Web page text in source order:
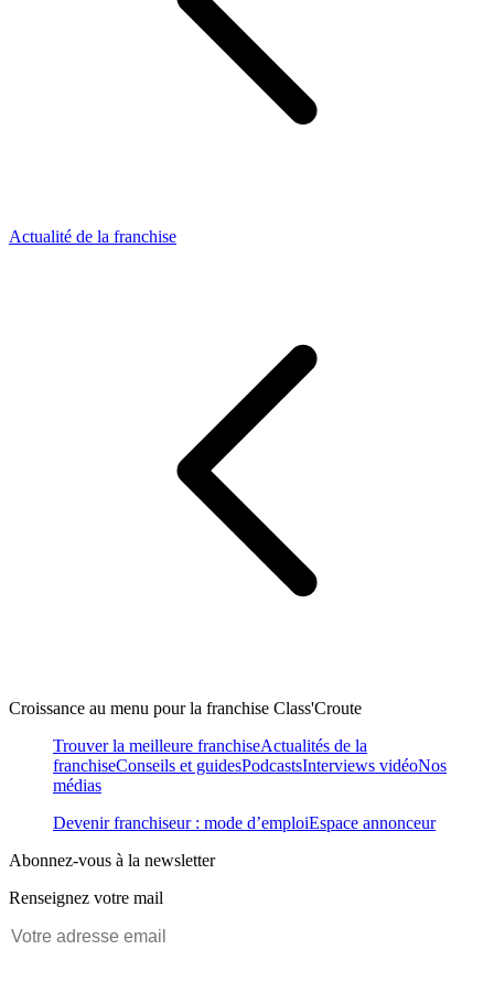
Actualité de la franchise
Croissance au menu pour la franchise Class'Croute
Trouver la meilleure franchiseActualités de la
franchiseConseils et guidesPodcastsInterviews vidéoNos
médias
Devenir franchiseur : mode d’emploiEspace annonceur
Abonnez-vous à la newsletter
Renseignez votre mail